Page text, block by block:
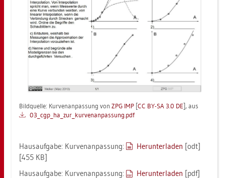
Bild­quel­le: Kur­ven­an­pas­sung von ZPG IMP [CC BY-SA 3.0 DE], aus
03_cg­p_ha_zu­r_kur­ven­an­pas­sung.pdf
Haus­auf­ga­be: Kur­ven­an­pas­sung: Her­un­ter­la­den [odt]
[455 KB]
Haus­auf­ga­be: Kur­ven­an­pas­sung:
Her­un­ter­la­den [pdf]